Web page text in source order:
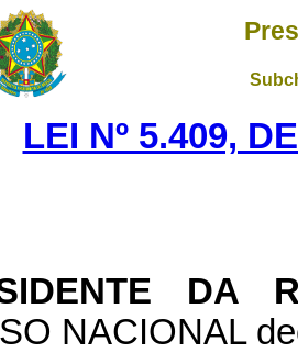
LEI Nº 5.409,
DA
NACIONAL